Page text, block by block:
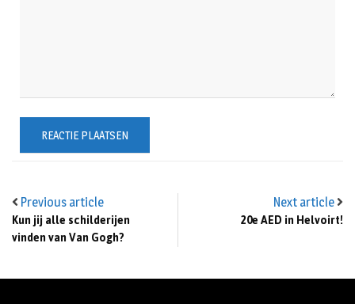
Previous article
Kun jij alle schilderijen
vinden van Van Gogh?
Next article
20e AED in Helvoirt!